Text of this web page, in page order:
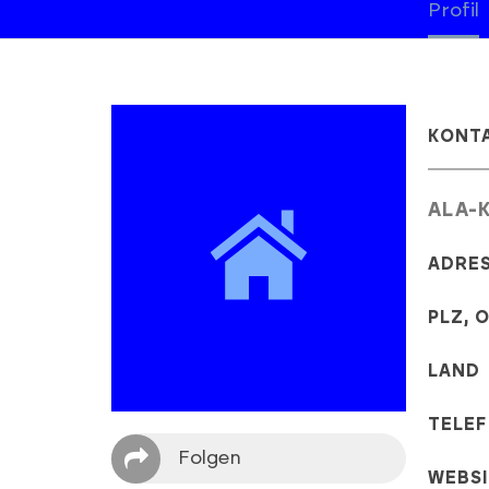
Profil
Folgen
ALA-
PLZ,
LAND